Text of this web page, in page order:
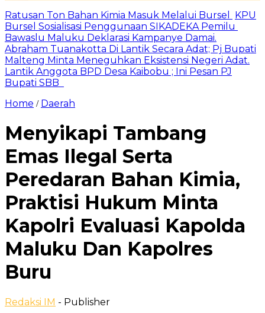
Ratusan Ton Bahan Kimia Masuk Melalui Bursel
KPU
Bursel Sosialisasi Penggunaan SIKADEKA Pemilu
Bawaslu Maluku Deklarasi Kampanye Damai.
Abraham Tuanakotta Di Lantik Secara Adat; Pj Bupati
Malteng Minta Meneguhkan Eksistensi Negeri Adat.
Lantik Anggota BPD Desa Kaibobu ; Ini Pesan PJ
Bupati SBB
Home / Daerah
Menyikapi Tambang
Emas Ilegal Serta
Peredaran Bahan Kimia,
Praktisi Hukum Minta
Kapolri Evaluasi Kapolda
Maluku Dan Kapolres
Buru
Redaksi IM - Publisher